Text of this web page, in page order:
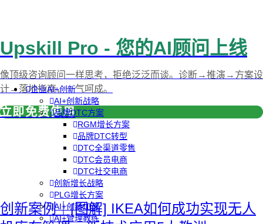
企业AI+创新
AI+创新战略
品牌DTC方案
RGM增长方案
品牌DTC转型
DTC全渠道零售
DTC会员电商
DTC社交电商
创新增长战略
PLG增长方案
AI+创新加速
AI+管理教练
Upskill Pro - 您的AI顾问上线
像顶级咨询顾问一样思考，拒绝泛泛而谈。诊断→推演→方案设
计→落地指南，一气呵成。
立即免费使用
创新案例｜[图解] IKEA如何成功实现无人